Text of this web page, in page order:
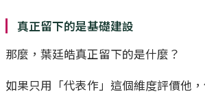
真正留下的是基礎建設
那麼，葉廷皓真正留下的是什麼？
如果只用「代表作」這個維度評價他